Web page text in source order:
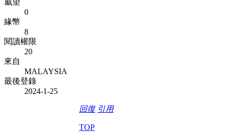
0
緣幣
8
閱讀權限
20
來自
MALAYSIA
最後登錄
2024-1-25
回復 引用
TOP